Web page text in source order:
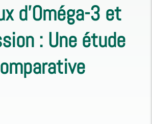
d’Oméga-3 et
: Une étude